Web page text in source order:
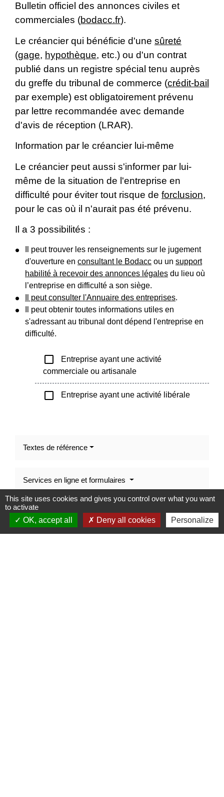
Bulletin officiel des annonces civiles et
commerciales (bodacc.fr).
Le créancier qui bénéficie d'une sûreté
(gage, hypothèque, etc.) ou d'un contrat
publié dans un registre spécial tenu auprès
du greffe du tribunal de commerce (crédit-bail
par exemple) est obligatoirement prévenu
par lettre recommandée avec demande
d'avis de réception (LRAR).
Information par le créancier lui-même
Le créancier peut aussi s'informer par lui-
même de la situation de l'entreprise en
difficulté pour éviter tout risque de forclusion,
pour le cas où il n'aurait pas été prévenu.
Il a 3 possibilités :
Il peut trouver les renseignements sur le jugement
d'ouverture en consultant le Bodacc ou un support
habilité à recevoir des annonces légales du lieu où
l’entreprise en difficulté a son siège.
Il peut consulter l'Annuaire des entreprises.
Il peut obtenir toutes informations utiles en
s'adressant au tribunal dont dépend l'entreprise en
difficulté.
check_box_outline_blank
Entreprise ayant une activité
commerciale ou artisanale
check_box_outline_blank Entreprise ayant une activité libérale
Textes de référence
Services en ligne et formulaires
This site uses cookies and gives you control over what you want
to activate
OK, accept all
Deny all cookies Personalize